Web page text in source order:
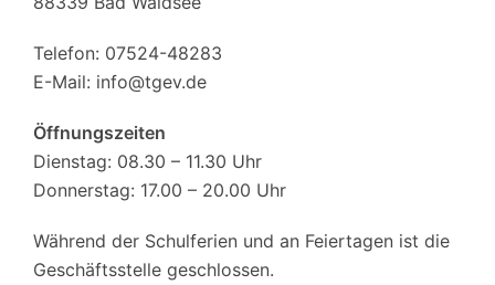
Telefon: 07524-48283
E-Mail: info@tgev.de
Öffnungszeiten
Dienstag: 08.30 – 11.30 Uhr
Donnerstag: 17.00 – 20.00 Uhr
Während der Schulferien und an Feiertagen ist die
Geschäftsstelle geschlossen.